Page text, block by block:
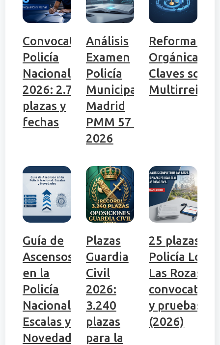
Convocatoria
Policía
Nacional
2026: 2.704
plazas y
fechas
Análisis
Examen
Policía
Municipal
Madrid
PMM 57 |
2026
Reforma Ley
Orgánica 1/
Claves
Guía de
Ascensos
en la
Policía
Nacional:
Escalas y
Novedades
Plazas
Guardia
Civil
2026:
3.240
plazas
para la
25 plazas
Policía Local
Las Rozas:
convocatoria
y pruebas
(2026)